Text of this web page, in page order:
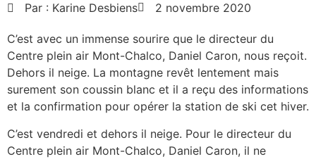
Par : Karine Desbiens 2 novembre 2020
C’est avec un immense sourire que le directeur du
Centre plein air Mont-Chalco, Daniel Caron, nous reçoit.
Dehors il neige. La montagne revêt lentement mais
surement son coussin blanc et il a reçu des informations
et la confirmation pour opérer la station de ski cet hiver.
C’est vendredi et dehors il neige. Pour le directeur du
Centre plein air Mont-Chalco, Daniel Caron, il ne